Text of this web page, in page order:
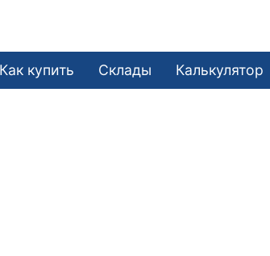
Как купить Склады Калькулятор